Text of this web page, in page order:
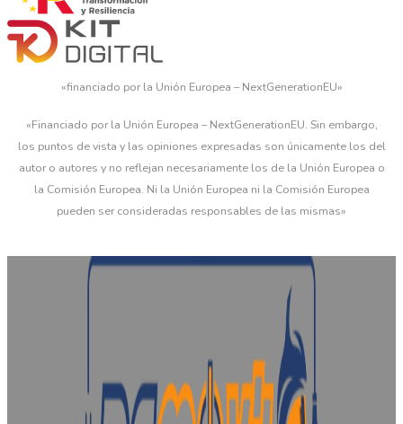
«financiado por la Unión Europea – NextGenerationEU»
«Financiado por la Unión Europea – NextGenerationEU. Sin embargo,
los puntos de vista y las opiniones expresadas son únicamente los del
autor o autores y no reflejan necesariamente los de la Unión Europea o
la Comisión Europea. Ni la Unión Europea ni la Comisión Europea
pueden ser consideradas responsables de las mismas»